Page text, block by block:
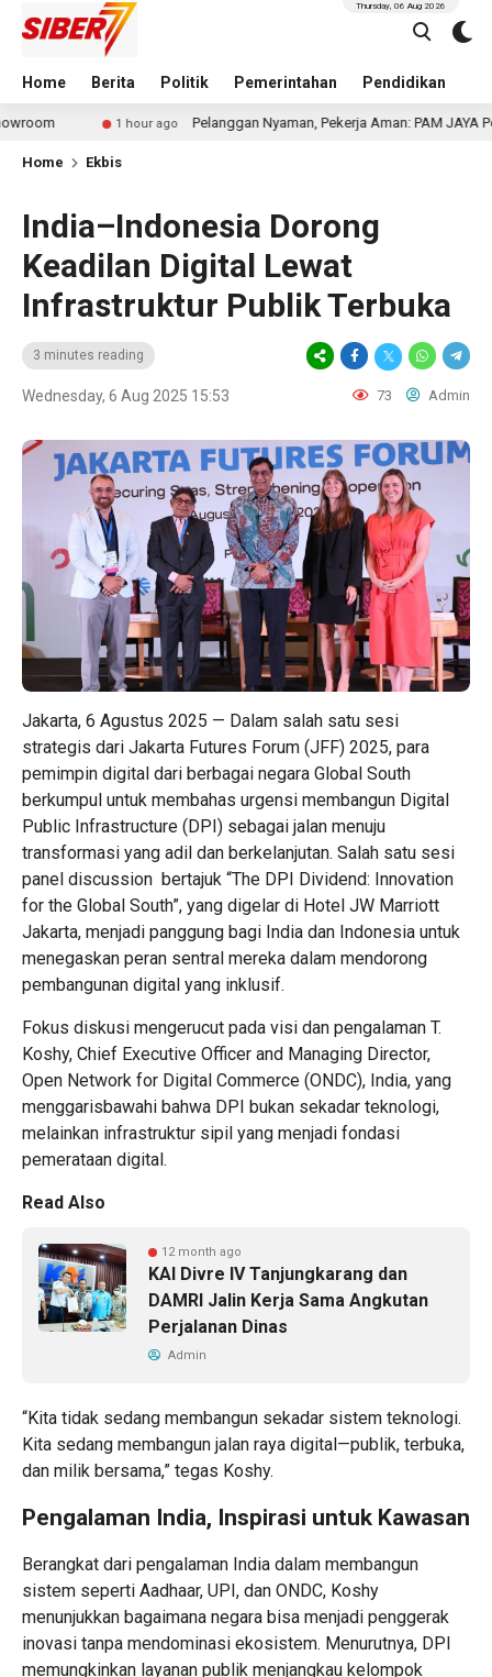
Home Berita Politik Pemerintahan Pendidikan
Thursday, 06 Aug 2026
1 hour ago Pelanggan Nyaman, Pekerja Aman: PAM JAYA Perkuat
Home Ekbis
India–Indonesia Dorong
Keadilan Digital Lewat
Infrastruktur Publik Terbuka
3 minutes reading
Wednesday, 6 Aug 2025 15:53 73 Admin
Jakarta, 6 Agustus 2025 — Dalam salah satu sesi
strategis dari Jakarta Futures Forum (JFF) 2025, para
pemimpin digital dari berbagai negara Global South
berkumpul untuk membahas urgensi membangun Digital
Public Infrastructure (DPI) sebagai jalan menuju
transformasi yang adil dan berkelanjutan. Salah satu sesi
panel discussion bertajuk “The DPI Dividend: Innovation
for the Global South”, yang digelar di Hotel JW Marriott
Jakarta, menjadi panggung bagi India dan Indonesia untuk
menegaskan peran sentral mereka dalam mendorong
pembangunan digital yang inklusif.
Fokus diskusi mengerucut pada visi dan pengalaman T.
Koshy, Chief Executive Officer and Managing Director,
Open Network for Digital Commerce (ONDC), India, yang
menggarisbawahi bahwa DPI bukan sekadar teknologi,
melainkan infrastruktur sipil yang menjadi fondasi
pemerataan digital.
Read Also
12 month ago
KAI Divre IV Tanjungkarang dan
DAMRI Jalin Kerja Sama Angkutan
Perjalanan Dinas
Admin
“Kita tidak sedang membangun sekadar sistem teknologi.
Kita sedang membangun jalan raya digital—publik, terbuka,
dan milik bersama,” tegas Koshy.
Pengalaman India, Inspirasi untuk Kawasan
Berangkat dari pengalaman India dalam membangun
sistem seperti Aadhaar, UPI, dan ONDC, Koshy
menunjukkan bagaimana negara bisa menjadi penggerak
inovasi tanpa mendominasi ekosistem. Menurutnya, DPI
memungkinkan layanan publik menjangkau kelompok